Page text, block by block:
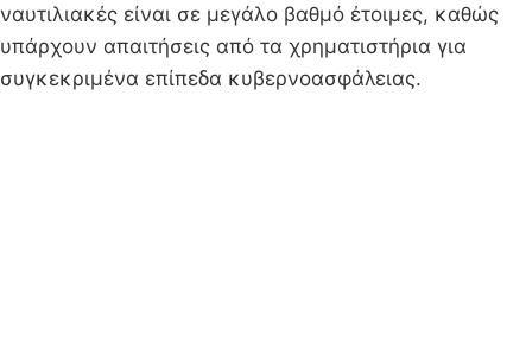
ναυτιλιακές είναι σε μεγάλο βαθμό έτοιμες, καθώς
υπάρχουν απαιτήσεις από τα χρηματιστήρια για
συγκεκριμένα επίπεδα κυβερνοασφάλειας.